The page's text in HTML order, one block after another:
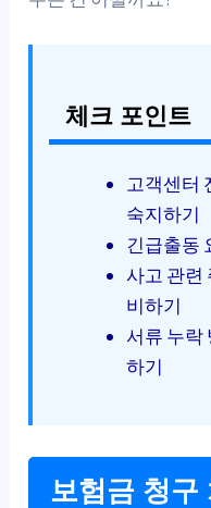
체크 포인트
고객센터
숙지하기
긴급출동
사고 관련
비하기
서류 누락
하기
보험금 청구